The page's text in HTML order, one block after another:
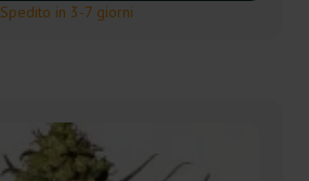
Spedito in 3-7 giorni